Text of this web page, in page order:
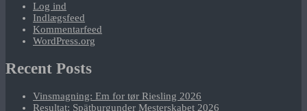
Log ind
Indlægsfeed
Kommentarfeed
WordPress.org
Recent Posts
Vinsmagning: Em for tør Riesling 2026
Resultat: Spätburgunder Mesterskabet 2026